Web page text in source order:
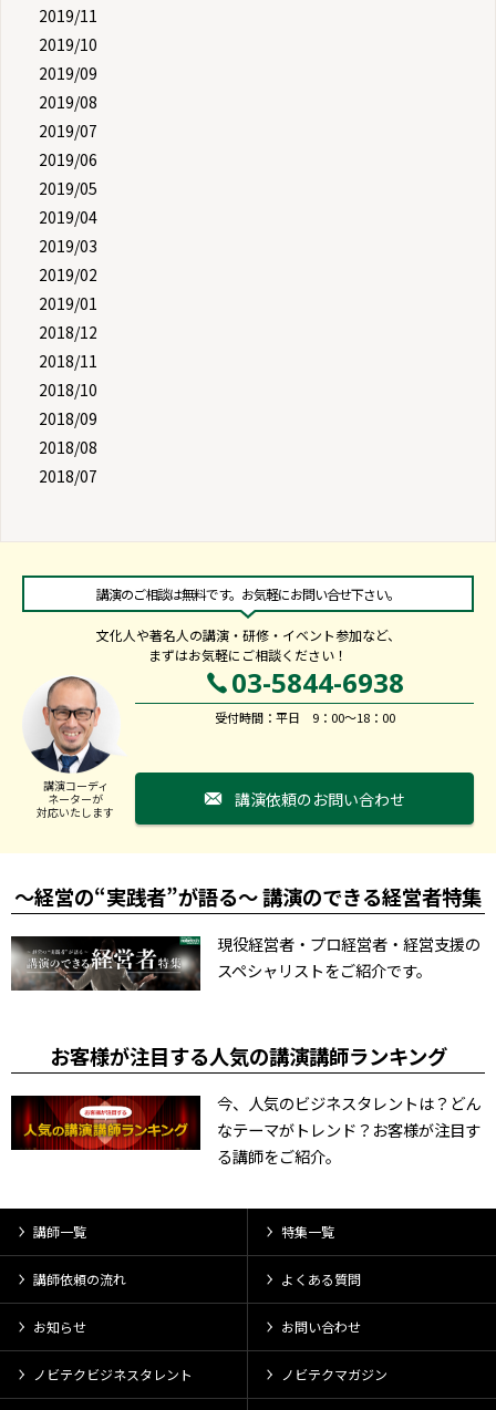
2019/11
2019/10
2019/09
2019/08
2019/07
2019/06
2019/05
2019/04
2019/03
2019/02
2019/01
2018/12
2018/11
2018/10
2018/09
2018/08
2018/07
講演のご相談は無料です。お気軽にお問い合せ下さい。
文化人や著名人の講演・研修・イベント参加など、
まずはお気軽にご相談ください！
講演コーディ
ネーターが
対応いたします
03-5844-6938
受付時間：平日 9：00～18：00
講演依頼のお問い合わせ
～経営の“実践者”が語る～ 講演のできる経営者特集
現役経営者・プロ経営者・経営支援の
スペシャリストをご紹介です。
お客様が注目する人気の講演講師ランキング
今、人気のビジネスタレントは？どん
なテーマがトレンド？お客様が注目す
る講師をご紹介。
講師一覧 特集一覧
講師依頼の流れ よくある質問
お知らせ お問い合わせ
ノビテクビジネスタレント ノビテクマガジン